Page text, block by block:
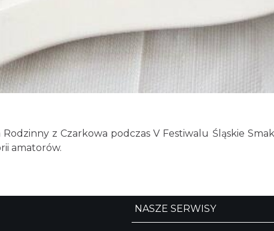
z Czarkowa podczas V Festiwalu Śląskie
amatorów.
NASZE SERWISY